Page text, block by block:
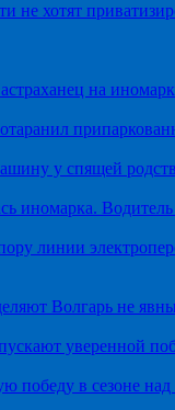
не хотят
на
у спящей
иномарка.
линии
Волгарь не
уверенной
победу в сезоне